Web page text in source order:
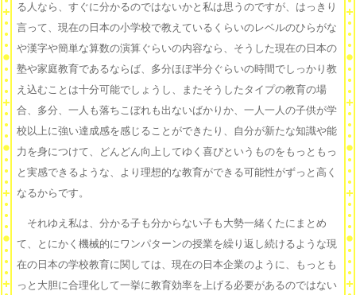
る人なら、すぐに分かるのではないかと私は思うのですが、はっきり
言って、現在の日本の小学校で教えているくらいのレベルのひらがな
や漢字や簡単な算数の演算ぐらいの内容なら、そうした現在の日本の
塾や家庭教育であるならば、多分ほぼ半分ぐらいの時間でしっかり教
え込むことは十分可能でしょうし、またそうしたタイプの教育の場
合、多分、一人も落ちこぼれも出ないばかりか、一人一人の子供が学
校以上に強い達成感を感じることができたり、自分が新たな知識や能
力を身につけて、どんどん向上してゆく喜びというものをもっともっ
と実感できるような、より理想的な教育ができる可能性がずっと高く
なるからです。
それゆえ私は、分かる子も分からない子も大勢一緒くたにまとめ
て、とにかく機械的にワンパターンの授業を繰り返し続けるような現
在の日本の学校教育に関しては、現在の日本企業のように、もっとも
っと大胆に合理化して一挙に教育効率を上げる必要があるのではない